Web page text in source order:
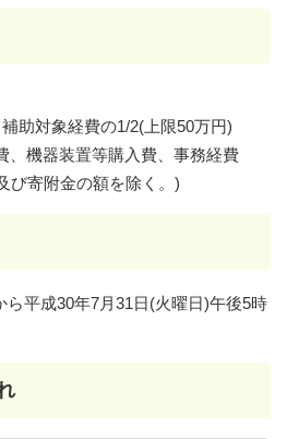
助対象経費の1/2(上限50万円)
、機器装置等購入費、事務経費
び寄附金の額を除く。)
ら平成30年7月31日(火曜日)午後5時